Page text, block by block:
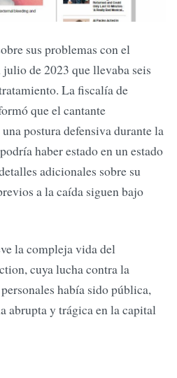
sus problemas con el
de 2023 que llevaba seis
La fiscalía de
que el cantante
postura defensiva durante la
haber estado en un estado
adicionales sobre su
a la caída siguen bajo
la compleja vida del
cuya lucha contra la
había sido pública,
abrupta y trágica en la capital